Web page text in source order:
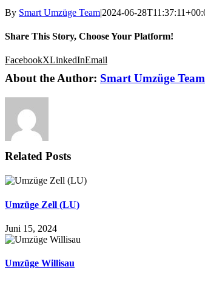
By Smart Umzüge Team|2024-06-
Share This Story, Choose Your Platform!
FacebookXLinkedInEmail
About the Author: Smart Umzüge Team
Related Posts
Umzüge Zell (LU)
Juni 15, 2024
Umzüge Willisau